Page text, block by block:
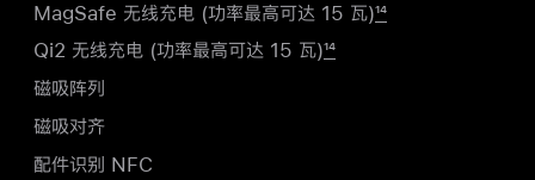
MagSafe 无线充电 (功率最高可达 15 瓦)14
Qi2 无线充电 (功率最高可达 15 瓦)14
磁吸阵列
磁吸对齐
配件识别 NFC